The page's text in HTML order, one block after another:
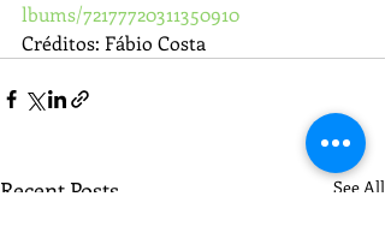
lbums/72177720311350910
Créditos: Fábio Costa
Recent Posts See All